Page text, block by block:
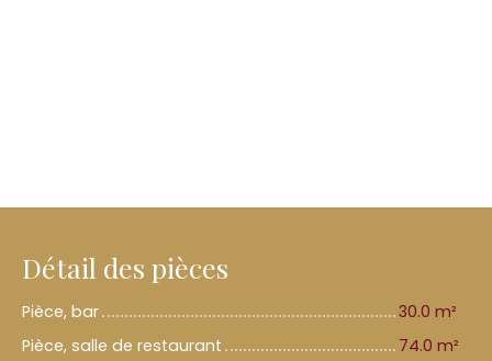
Détail des pièces
Pièce, bar
30.0 m²
Pièce, salle de restaurant
74.0 m²